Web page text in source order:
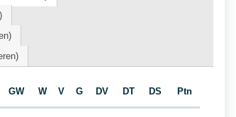
GW W V G DV DT DS Ptn